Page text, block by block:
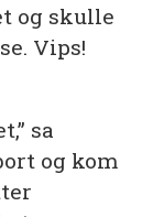
og skulle
Vips!
sa
og kom